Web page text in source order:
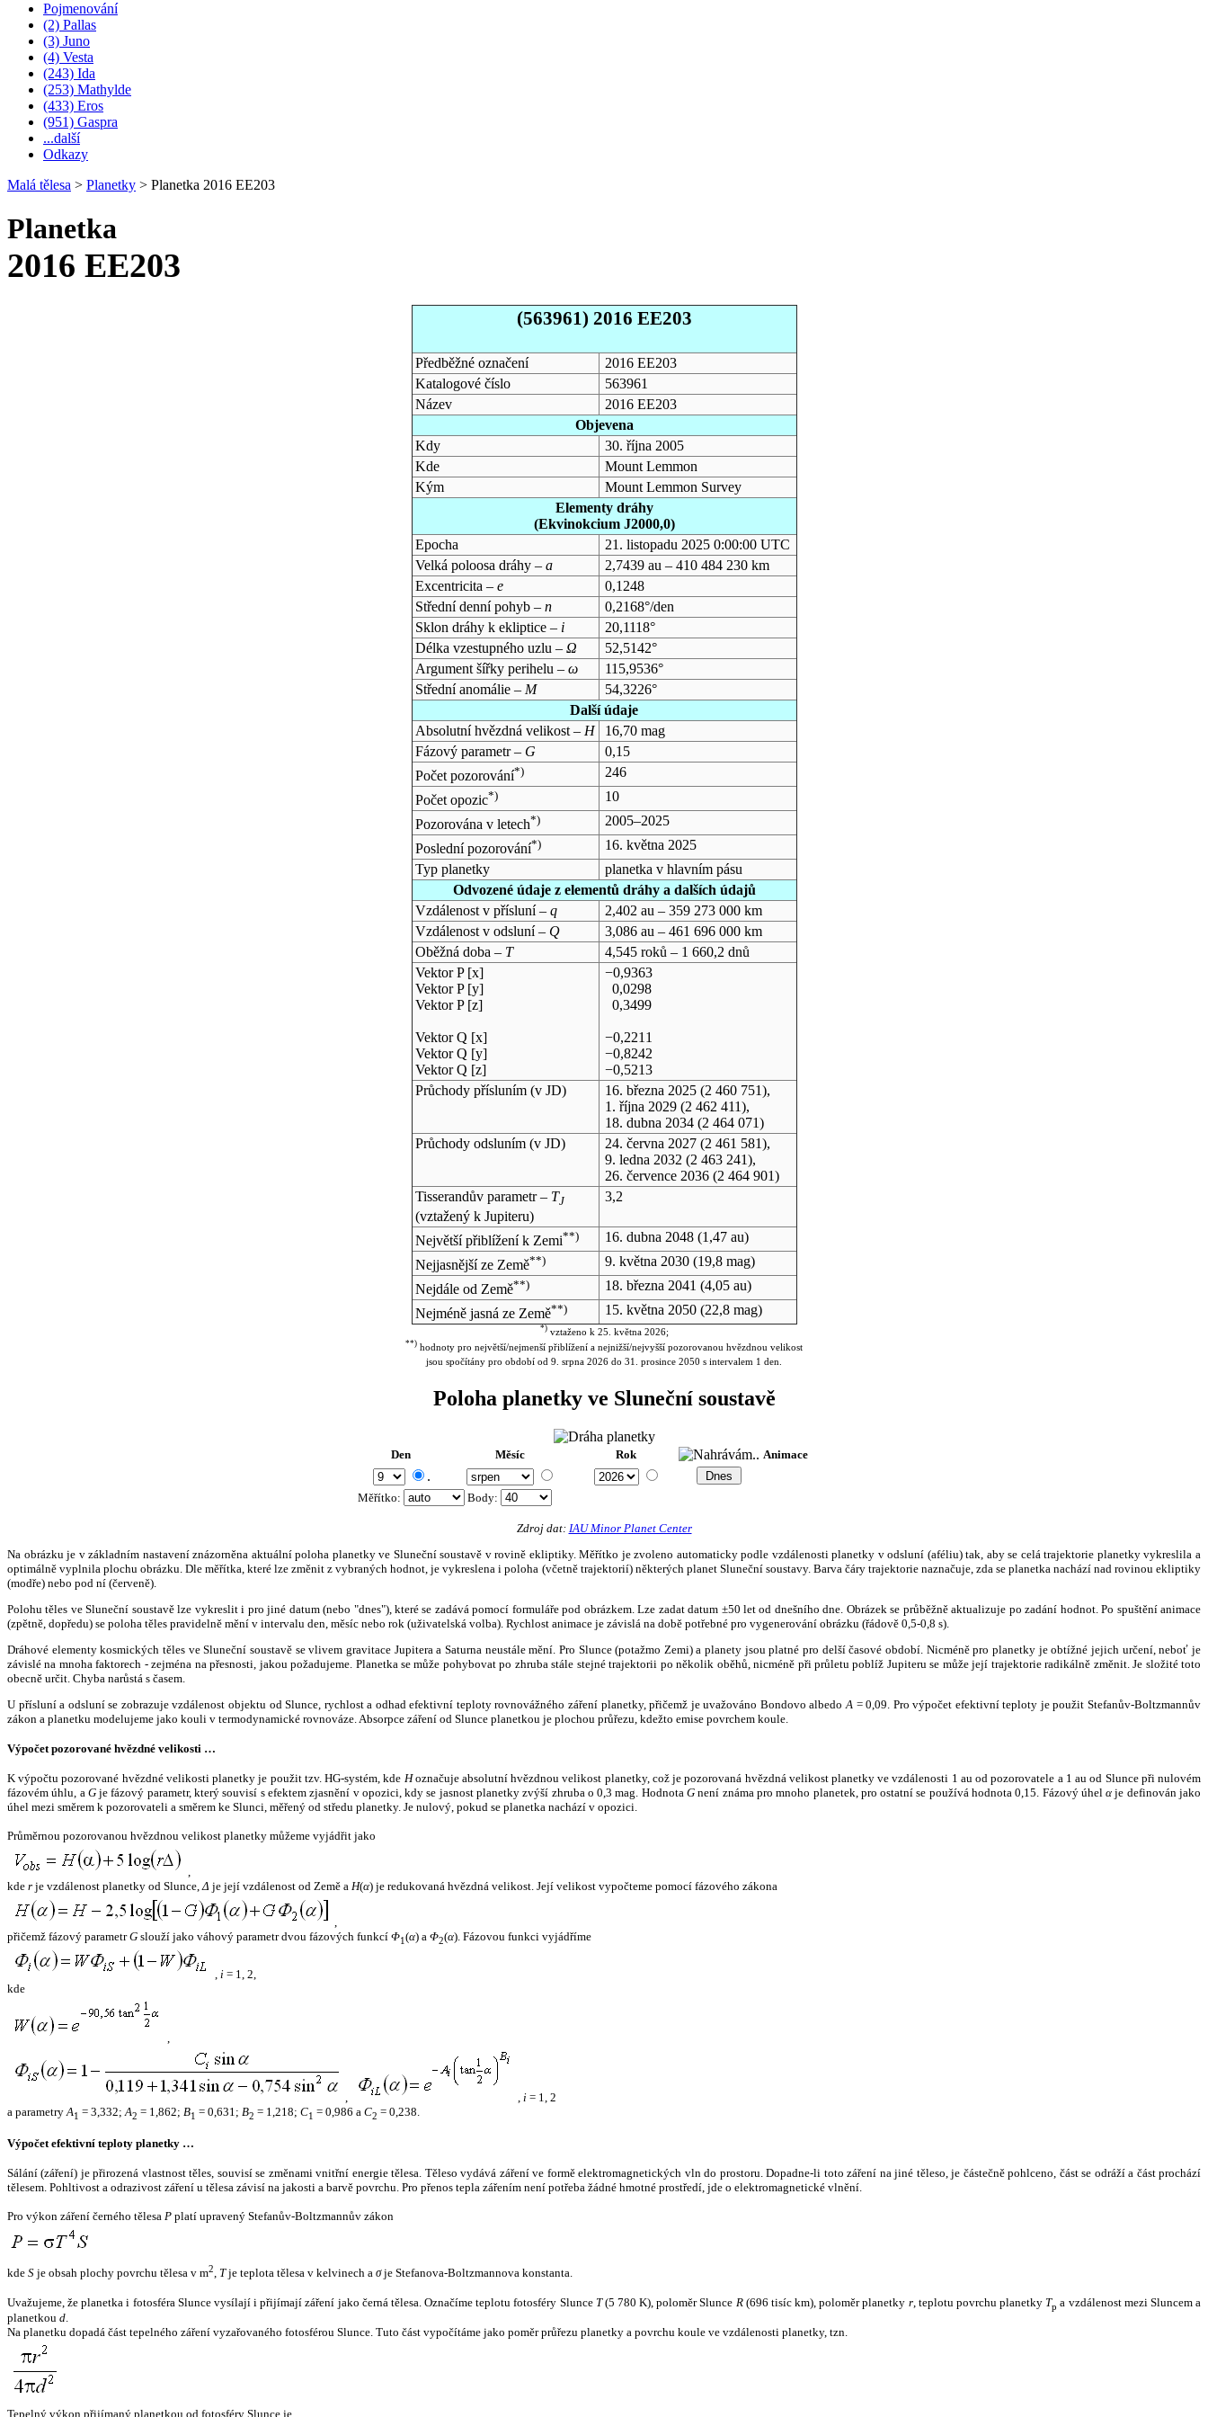
Pojmenování
(2) Pallas
(3) Juno
(4) Vesta
(243) Ida
(253) Mathylde
(433) Eros
(951) Gaspra
...další
Odkazy
Malá tělesa > Planetky > Planetka 2016 EE203
Planetka
2016 EE203
(563961) 2016 EE203
Předběžné označení
2016 EE203
Katalogové číslo
563961
Název
2016 EE203
Objevena
Kdy
30. října 2005
Kde
Mount Lemmon
Kým
Mount Lemmon Survey
Elementy dráhy
(Ekvinokcium J2000,0)
Epocha
21. listopadu 2025 0:00:00 UTC
Velká poloosa dráhy – a
2,7439 au – 410 484 230 km
Excentricita – e
0,1248
Střední denní pohyb – n
0,2168°/den
Sklon dráhy k ekliptice – i
20,1118°
Délka vzestupného uzlu – Ω
52,5142°
Argument šířky perihelu – ω
115,9536°
Střední anomálie – M
54,3226°
Další údaje
Absolutní hvězdná velikost – H
16,70 mag
Fázový parametr – G
0,15
Počet pozorování*)
246
Počet opozic*)
10
Pozorována v letech*)
2005–2025
Poslední pozorování*)
16. května 2025
Typ planetky
planetka v hlavním pásu
Odvozené údaje z elementů dráhy a dalších údajů
Vzdálenost v přísluní – q
2,402 au – 359 273 000 km
Vzdálenost v odsluní – Q
3,086 au – 461 696 000 km
Oběžná doba – T
4,545 roků – 1 660,2 dnů
Vektor P [x]
Vektor P [y]
Vektor P [z]
Vektor Q [x]
Vektor Q [y]
Vektor Q [z]
−0,9363
0,0298
0,3499
−0,2211
−0,8242
−0,5213
Průchody přísluním (v JD) 16. března 2025(2 460 751),
1. října 2029(2 462 411),
18. dubna 2034(2 464 071)
Průchody odsluním (v JD) 24. června 2027(2 461 581),
9. ledna 2032 (2 463 241),
26. července 2036(2 464 901)
Tisserandův parametr – TJ
(vztažený k Jupiteru)
3,2
Největší přiblížení k Zemi**) 16. dubna 2048(1,47 au)
Nejjasnější ze Země**) 9. května 2030(19,8 mag)
Nejdále od Země**) 18. března 2041 (4,05 au)
Nejméně jasná ze Země**) 15. května 2050(22,8 mag)
*)vztaženo k 25. května 2026;
**) hodnoty pro největší/nejmenší přiblížení a nejnižší/nejvyšší pozorovanou hvězdnou velikost
jsou spočítány pro období od 9. srpna 2026 do 31. prosince 2050 s intervalem 1 den.
Poloha planetky ve Sluneční soustavě
Den Měsíc Rok Animace
.
Měřítko: Body:
Zdroj dat: IAU Minor Planet Center
Na obrázku je v základním nastavení znázorněna aktuální poloha planetky ve Sluneční soustavě v rovině ekliptiky. Měřítko je zvoleno automaticky podle vzdálenosti planetky v odsluní (aféliu) tak, aby se celá trajektorie planetky vykreslila a
optimálně vyplnila plochu obrázku. Dle měřítka, které lze změnit z vybraných hodnot, je vykreslena i poloha (včetně trajektorií) některých planet Sluneční soustavy. Barva čáry trajektorie naznačuje, zda se planetka nachází nad rovinou ekliptiky
(modře) nebo pod ní (červeně).
Polohu těles ve Sluneční soustavě lze vykreslit i pro jiné datum (nebo "dnes"), které se zadává pomocí formuláře pod obrázkem. Lze zadat datum ±50 let od dnešního dne. Obrázek se průběžně aktualizuje po zadání hodnot. Po spuštění animace
(zpětně, dopředu) se poloha těles pravidelně mění v intervalu den, měsíc nebo rok (uživatelská volba). Rychlost animace je závislá na době potřebné pro vygenerování obrázku (řádově 0,5-0,8 s).
Dráhové elementy kosmických těles ve Sluneční soustavě se vlivem gravitace Jupitera a Saturna neustále mění. Pro Slunce (potažmo Zemi) a planety jsou platné pro delší časové období. Nicméně pro planetky je obtížné jejich určení, neboť je
závislé na mnoha faktorech - zejména na přesnosti, jakou požadujeme. Planetka se může pohybovat po zhruba stále stejné trajektorii po několik oběhů, nicméně při průletu poblíž Jupiteru se může její trajektorie radikálně změnit. Je složité toto
obecně určit. Chyba narůstá s časem.
U přísluní a odsluní se zobrazuje vzdálenost objektu od Slunce, rychlost a odhad efektivní teploty rovnovážného záření planetky, přičemž je uvažováno Bondovo albedo A = 0,09. Pro výpočet efektivní teploty je použit Stefanův-Boltzmannův
zákon a planetku modelujeme jako kouli v termodynamické rovnováze. Absorpce záření od Slunce planetkou je plochou průřezu, kdežto emise povrchem koule.
Výpočet pozorované hvězdné velikosti …
K výpočtu pozorované hvězdné velikosti planetky je použit tzv. HG-systém, kde Hoznačuje absolutní hvězdnou velikost planetky, což je pozorovaná hvězdná velikost planetky ve vzdálenosti 1 au od pozorovatele a 1 au od Slunce při nulovém
fázovém úhlu, a Gje fázový parametr, který souvisí s efektem zjasnění v opozici, kdy se jasnost planetky zvýší zhruba o 0,3 mag. HodnotaG není známa pro mnoho planetek, pro ostatní se používá hodnota 0,15. Fázový úhelα je definován jako
úhel mezi směrem k pozorovateli a směrem ke Slunci, měřený od středu planetky. Je nulový, pokud se planetka nachází v opozici.
Průměrnou pozorovanou hvězdnou velikost planetky můžeme vyjádřit jako
,
kde r je vzdálenost planetky od Slunce,Δ je její vzdálenost od Země a H(α) je redukovaná hvězdná velikost. Její velikost vypočteme pomocí fázového zákona
,
přičemž fázový parametrG slouží jako váhový parametr dvou fázových funkcí Φ1(α) a Φ2(α). Fázovou funkci vyjádříme
, i = 1, 2,
kde
,
, , i = 1, 2
a parametryA1 = 3,332;A2 = 1,862; B1 = 0,631; B2 = 1,218; C1 = 0,986 a C2 = 0,238.
Výpočet efektivní teploty planetky …
Sálání (záření) je přirozená vlastnost těles, souvisí se změnami vnitřní energie tělesa. Těleso vydává záření ve formě elektromagnetických vln do prostoru. Dopadne-li toto záření na jiné těleso, je částečně pohlceno, část se odráží a část prochází
tělesem. Pohltivost a odrazivost záření u tělesa závisí na jakosti a barvě povrchu. Pro přenos tepla zářením není potřeba žádné hmotné prostředí, jde o elektromagnetické vlnění.
Pro výkon záření černého tělesa P platí upravený Stefanův-Boltzmannův zákon
kde S je obsah plochy povrchu tělesa v m2, Tje teplota tělesa v kelvinech a σje Stefanova-Boltzmannova konstanta.
Uvažujeme, že planetka i fotosféra Slunce vysílají i přijímají záření jako černá tělesa. Označíme teplotu fotosféry Slunce T(5 780 K), poloměr Slunce R(696 tisíc km), poloměr planetky r, teplotu povrchu planetky Tp a vzdálenost mezi Sluncem a
planetkou d.
Na planetku dopadá část tepelného záření vyzařovaného fotosférou Slunce. Tuto část vypočítáme jako poměr průřezu planetky a povrchu koule ve vzdálenosti planetky, tzn.
Tepelný výkon přijímaný planetkou od fotosféry Slunce je